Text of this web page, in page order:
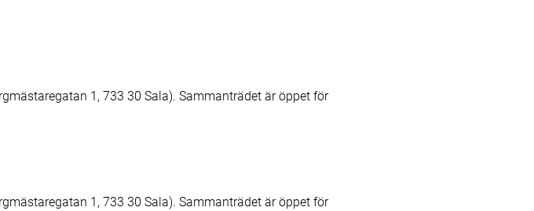
1, 733 30 Sala). Sammanträdet är öppet för
1, 733 30 Sala). Sammanträdet är öppet för